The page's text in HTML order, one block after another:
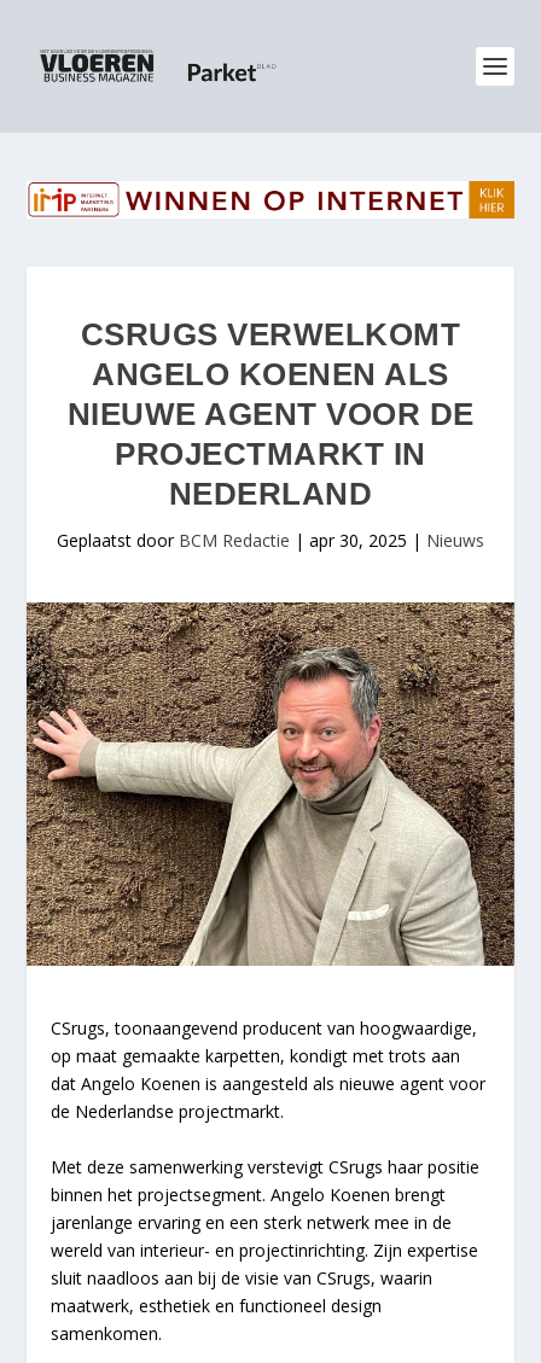
CSRUGS VERWELKOMT
ANGELO KOENEN ALS
NIEUWE AGENT VOOR DE
PROJECTMARKT IN
NEDERLAND
Geplaatst door BCM Redactie | apr 30, 2025 | Nieuws
CSrugs, toonaangevend producent van hoogwaardige,
op maat gemaakte karpetten, kondigt met trots aan
dat Angelo Koenen is aangesteld als nieuwe agent voor
de Nederlandse projectmarkt.
Met deze samenwerking verstevigt CSrugs haar positie
binnen het projectsegment. Angelo Koenen brengt
jarenlange ervaring en een sterk netwerk mee in de
wereld van interieur- en projectinrichting. Zijn expertise
sluit naadloos aan bij de visie van CSrugs, waarin
maatwerk, esthetiek en functioneel design
samenkomen.